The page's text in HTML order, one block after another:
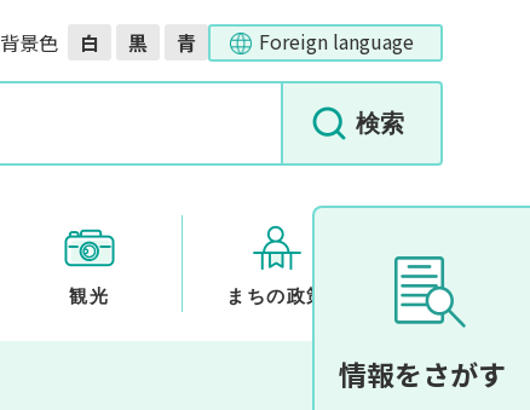
背景色 白 黒 青
Foreign language
情報をさがす
観光 まちの政策